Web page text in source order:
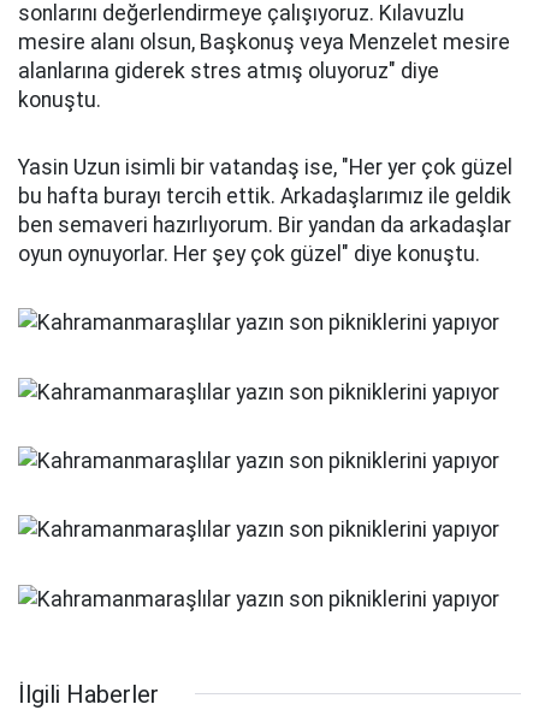
sonlarını değerlendirmeye çalışıyoruz. Kılavuzlu
mesire alanı olsun, Başkonuş veya Menzelet mesire
alanlarına giderek stres atmış oluyoruz" diye
konuştu.
Yasin Uzun isimli bir vatandaş ise, "Her yer çok güzel
bu hafta burayı tercih ettik. Arkadaşlarımız ile geldik
ben semaveri hazırlıyorum. Bir yandan da arkadaşlar
oyun oynuyorlar. Her şey çok güzel" diye konuştu.
İlgili Haberler